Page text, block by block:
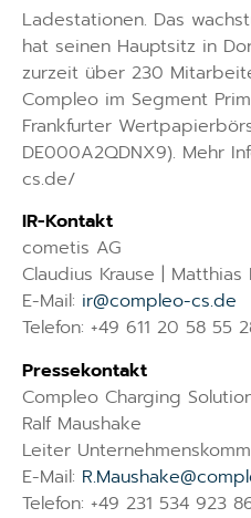
Ladestationen. Das
hat seinen Hauptsitz in
zurzeit über 230
Compleo im Segment
Frankfurter
DE000A2QDNX9). Mehr
cs.de/
IR-Kontakt
cometis AG
Claudius Krause | Matthias
E-Mail: ir@compleo-cs.de
Telefon: +49 611 20 58 55
Pressekontakt
Compleo Charging
Ralf Maushake
Leiter
E-Mail:
Telefon: +49 231 534 923